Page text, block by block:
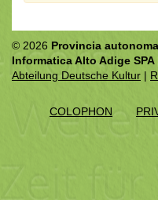
© 2026 Provincia
Informatica Alto Adige
Abteilung Deutsche Kultur |
COLOPHON